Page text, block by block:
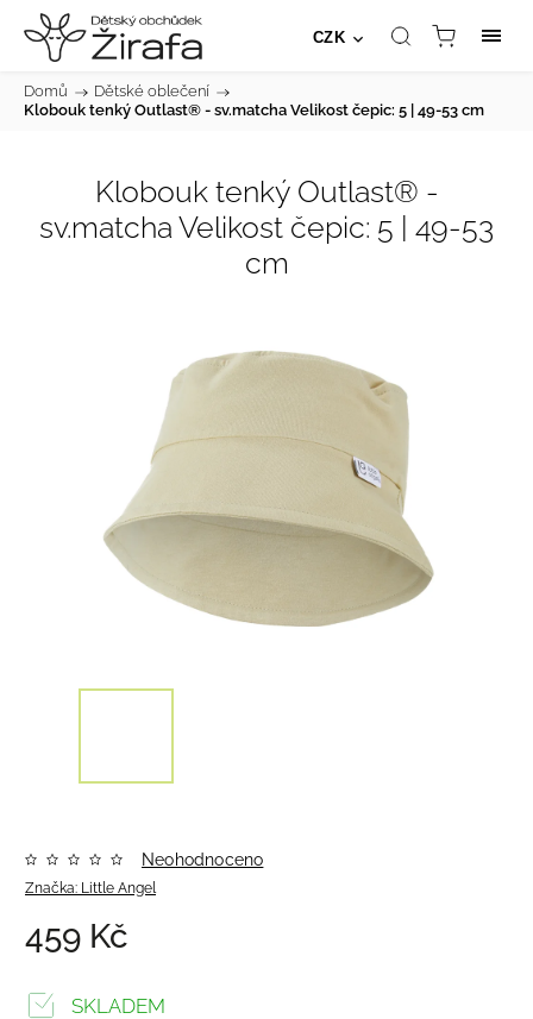
CZK
Domů / Dětské oblečení /
Klobouk tenký Outlast® - sv.matcha Velikost čepic: 5 | 49-53 cm
Klobouk tenký Outlast® -
sv.matcha Velikost čepic: 5 | 49-53
cm
Značka: Little Angel
Neohodnoceno
459 Kč
SKLADEM